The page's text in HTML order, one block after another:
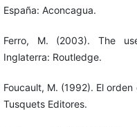
España: Aconcagua.
Ferro, M. (2003). The
Inglaterra: Routledge.
Foucault, M. (1992). El
Tusquets Editores.